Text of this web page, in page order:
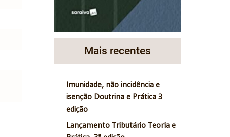
Mais recentes
Imunidade, não incidência e
isenção Doutrina e Prática 3
edição
Lançamento Tributário Teoria e